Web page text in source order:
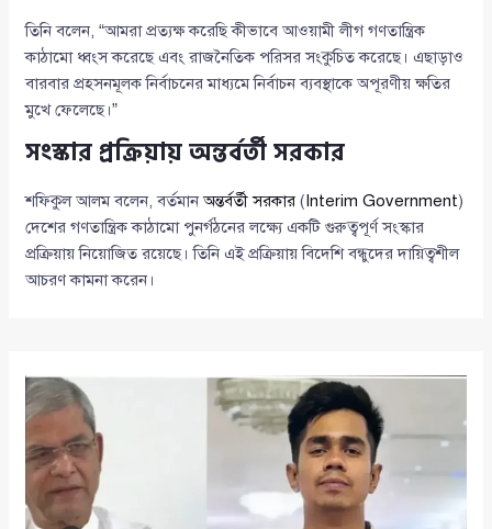
তিনি বলেন, “আমরা প্রত্যক্ষ করেছি কীভাবে আওয়ামী লীগ গণতান্ত্রিক
কাঠামো ধ্বংস করেছে এবং রাজনৈতিক পরিসর সংকুচিত করেছে। এছাড়াও
বারবার প্রহসনমূলক নির্বাচনের মাধ্যমে নির্বাচন ব্যবস্থাকে অপূরণীয় ক্ষতির
মুখে ফেলেছে।”
সংস্কার প্রক্রিয়ায় অন্তর্বর্তী সরকার
শফিকুল আলম বলেন, বর্তমানঅন্তর্বর্তী সরকার ( Interim Government)
দেশের গণতান্ত্রিক কাঠামো পুনর্গঠনের লক্ষ্যে একটি গুরুত্বপূর্ণ সংস্কার
প্রক্রিয়ায় নিয়োজিত রয়েছে। তিনি এই প্রক্রিয়ায় বিদেশি বন্ধুদের দায়িত্বশীল
আচরণ কামনা করেন।